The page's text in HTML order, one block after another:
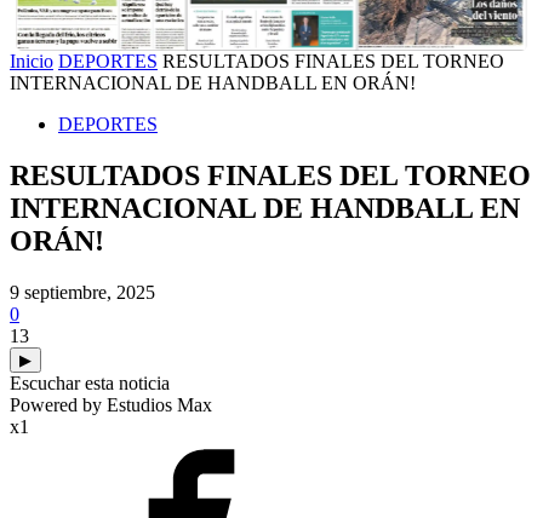
Inicio DEPORTES RESULTADOS FINALES DEL TORNEO
INTERNACIONAL DE HANDBALL EN ORÁN!
DEPORTES
RESULTADOS FINALES DEL TORNEO
INTERNACIONAL DE HANDBALL EN
ORÁN!
9 septiembre, 2025
0
13
▶
Escuchar esta noticia
Powered by Estudios Max
x1